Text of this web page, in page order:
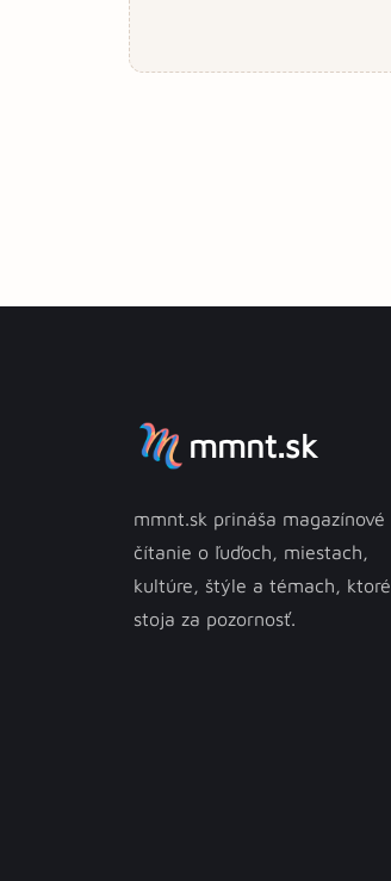
mmnt.sk
mmnt.sk prináša magazínové
čítanie o ľuďoch, miestach,
kultúre, štýle a témach, ktoré
stoja za pozornosť.